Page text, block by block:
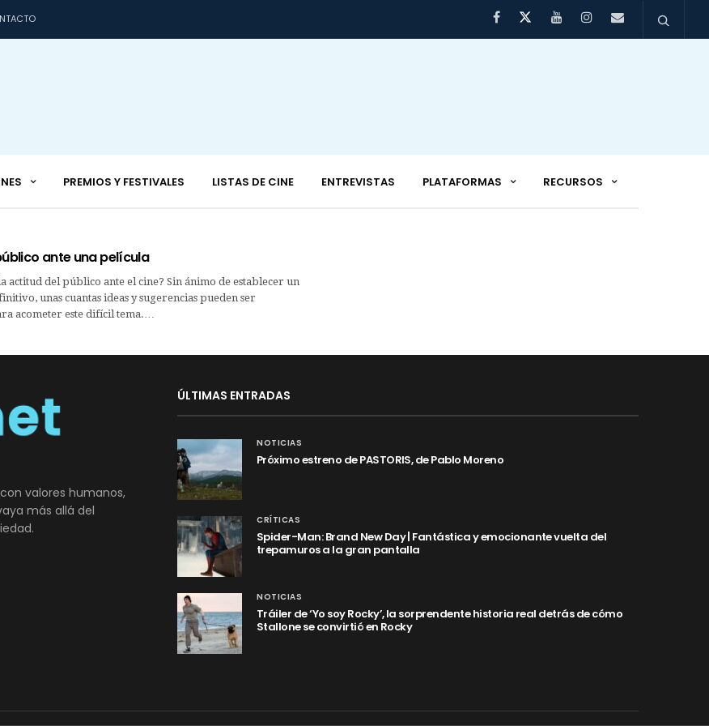
PREMIOS Y FESTIVALES LISTAS DE CINE ENTREVISTAS PLATAFORMAS RECURSOS
ante una película
actitud del público ante el cine? Sin ánimo de establecer un
unas cuantas ideas y sugerencias pueden ser
acometer este difícil tema.…
valores humanos,
más allá del
ÚLTIMAS ENTRADAS
NOTICIAS
Próximo estreno de PASTORIS, de Pablo Moreno
CRÍTICAS
Spider-Man: Brand New Day | Fantástica y emocionante vuelta del
trepamuros a la gran pantalla
NOTICIAS
Tráiler de ‘Yo soy Rocky’, la sorprendente historia real detrás de cómo
Stallone se convirtió en Rocky